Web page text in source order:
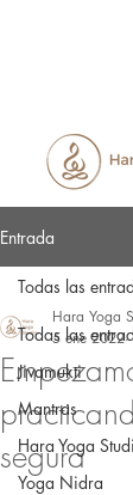
Entrada
Todas las
Jivamukti
Mantras
Hara Yoga
Yoga Nidra
Todas las
segura
Hara Yoga
5 ene 2022